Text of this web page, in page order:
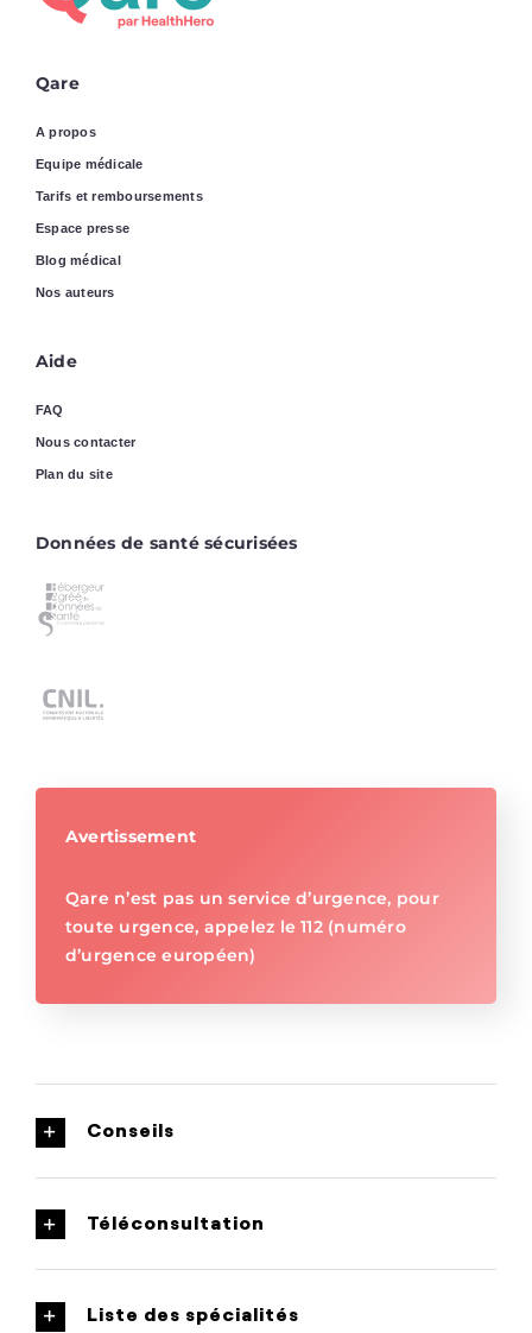
Qare
A propos
Equipe médicale
Tarifs et remboursements
Espace presse
Blog médical
Nos auteurs
Aide
FAQ
Nous contacter
Plan du site
Données de santé sécurisées
Avertissement
Qare n’est pas un service d’urgence, pour
toute urgence, appelez le 112 (numéro
d’urgence européen)
Conseils
Téléconsultation
Liste des spécialités